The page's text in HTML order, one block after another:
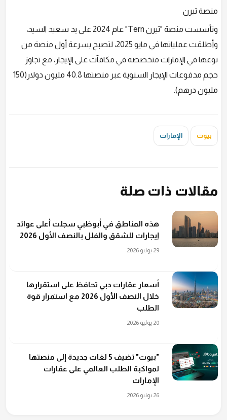
منصة تيرن
وتأسست منصة "تيرن Tern" عام 2024 على يد سعيد السيد،
وأطلقت عملياتها في مايو 2025، لتصبح بسرعة أول منصة من
نوعها في الإمارات متخصصة في مكافآت على الإيجار، مع تجاوز
حجم مدفوعات الإيجار السنوية عبر منصتها 40.8 مليون دولار(150
مليون درهم).
بيوت الإمارات
مقالات ذات صلة
هذه المناطق في أبوظبي سجلت أعلى عوائد
إيجارات للشقق والفلل بالنصف الأول 2026
29 يوليو 2026
أسعار عقارات دبي تحافظ على استقرارها
خلال النصف الأول 2026 مع استمرار قوة
الطلب
20 يوليو 2026
"بيوت" تضيف 5 لغات جديدة إلى منصتها
لمواكبة الطلب العالمي على عقارات
الإمارات
26 يونيو 2026